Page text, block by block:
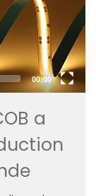
00:00
a